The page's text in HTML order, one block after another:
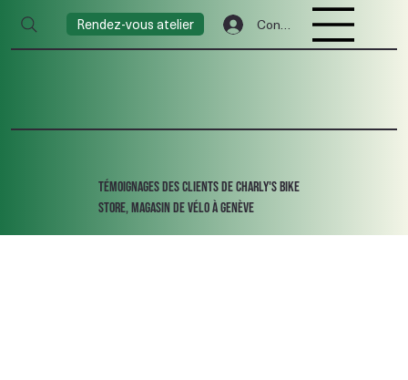
Rendez-vous atelier Connexion
TÉmoignages des clients de Charly's Bike
Store, magasin de vélo à Genève